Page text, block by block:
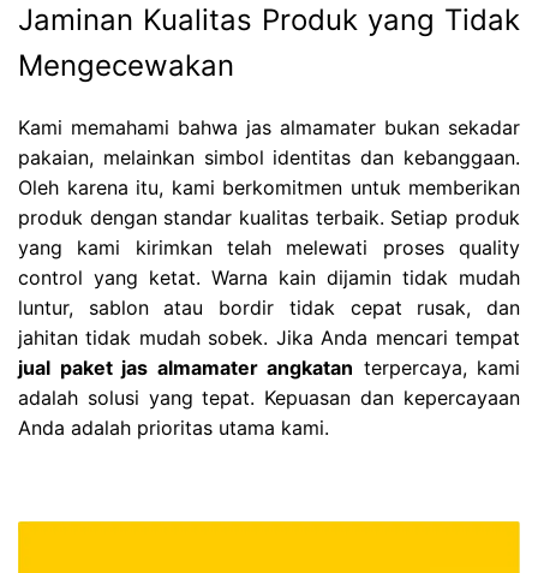
Jaminan Kualitas Produk yang Tidak
Mengecewakan
Kami memahami bahwa jas almamater bukan sekadar
pakaian, melainkan simbol identitas dan kebanggaan.
Oleh karena itu, kami berkomitmen untuk memberikan
produk dengan standar kualitas terbaik. Setiap produk
yang kami kirimkan telah melewati proses quality
control yang ketat. Warna kain dijamin tidak mudah
luntur, sablon atau bordir tidak cepat rusak, dan
jahitan tidak mudah sobek. Jika Anda mencari tempat
jual paket jas almamater angkatan terpercaya, kami
adalah solusi yang tepat. Kepuasan dan kepercayaan
Anda adalah prioritas utama kami.